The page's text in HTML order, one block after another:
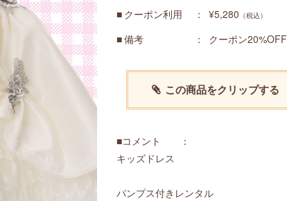
クーポン利用 ¥5,280 （税込）
備考 クーポン20%OFF
この商品をクリップする
■コメント ：
キッズドレス
パンプス付きレンタル